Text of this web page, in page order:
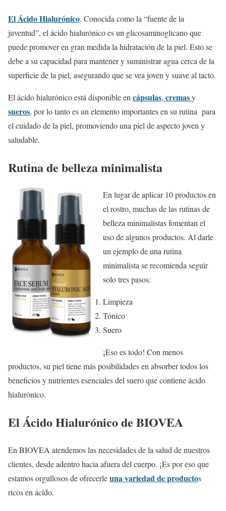
El Ácido Hialurónico. Conocida como la “fuente de la
juventud”, el ácido hialurónico es un glicosaminoglicano que
puede promover en gran medida la hidratación de la piel. Esto se
debe a su capacidad para mantener y suministrar agua cerca de la
superficie de la piel, asegurando que se vea joven y suave al tacto.
El ácido hialurónico está disponible en cápsulas, cremasy
sueros, por lo tanto es un elemento importantes en su rutina para
el cuidado de la piel, promoviendo una piel de aspecto joven y
saludable.
Rutina de belleza minimalista
En lugar de aplicar 10 productos en
el rostro, muchas de las rutinas de
belleza minimalistas fomentan el
uso de algunos productos. Al darle
un ejemplo de una rutina
minimalista se recomienda seguir
solo tres pasos:
Limpieza
Tónico
Suero
¡Eso es todo! Con menos
productos, su piel tiene más posibilidades en absorber todos los
beneficios y nutrientes esenciales del suero que contiene ácido
hialurónico.
El Ácido Hialurónico de BIOVEA
En BIOVEA atendemos las necesidades de la salud de nuestros
clientes, desde adentro hacia afuera del cuerpo. ¡Es por eso que
estamos orgullosos de ofrecerleuna variedad de productos
ricos en ácido.